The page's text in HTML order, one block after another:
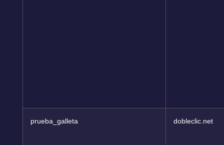
prueba_galleta dobleclic.net